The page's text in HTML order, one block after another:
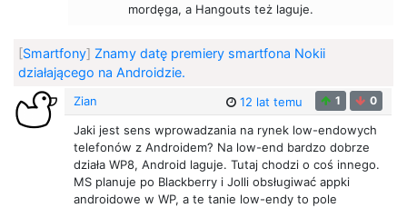
mordęga, a Hangouts też laguje.
[Smartfony] Znamy datę premiery smartfona Nokii
działającego na Androidzie.
Zian 12 lat temu 1 0
Jaki jest sens wprowadzania na rynek low-endowych
telefonów z Androidem? Na low-end bardzo dobrze
działa WP8, Android laguje. Tutaj chodzi o coś innego.
MS planuje po Blackberry i Jolli obsługiwać appki
androidowe w WP, a te tanie low-endy to pole